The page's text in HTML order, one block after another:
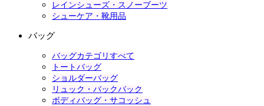
レインシューズ・スノーブーツ
シューケア・靴用品
バッグ
バッグカテゴリすべて
トートバッグ
ショルダーバッグ
リュック・バックパック
ボディバッグ・サコッシュ